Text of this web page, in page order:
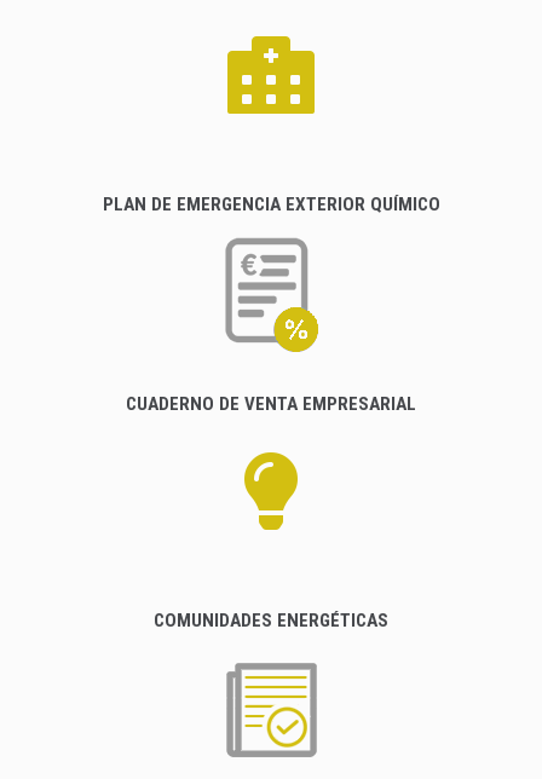
PLAN DE EMERGENCIA EXTERIOR QUÍMICO
CUADERNO DE VENTA EMPRESARIAL
COMUNIDADES ENERGÉTICAS